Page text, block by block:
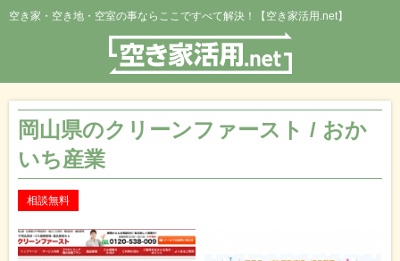
空き家・空き地・空室の事ならここですべて解決！【空き家活用.net】
岡山県のクリーンファースト / おか
いち産業
相談無料